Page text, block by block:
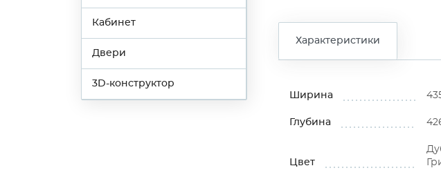
Кабинет
Двери
3D-конструктор
Характеристики
Ширина
Глубина
Цвет